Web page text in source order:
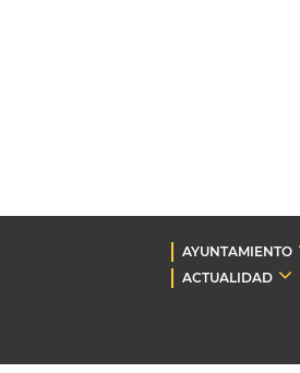
AYUNTAMIENTO
ACTUALIDAD